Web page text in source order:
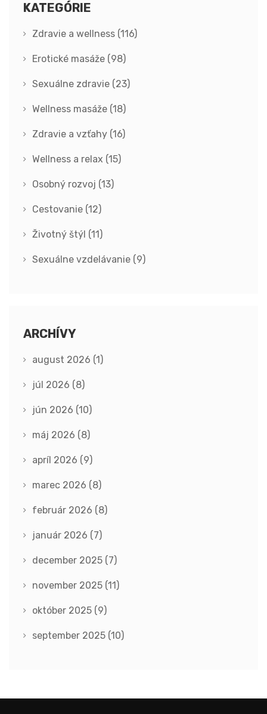
KATEGÓRIE
Zdravie a wellness (116)
Erotické masáže (98)
Sexuálne zdravie (23)
Wellness masáže (18)
Zdravie a vzťahy (16)
Wellness a relax (15)
Osobný rozvoj (13)
Cestovanie (12)
Životný štýl (11)
Sexuálne vzdelávanie (9)
ARCHÍVY
august 2026 (1)
júl 2026 (8)
jún 2026 (10)
máj 2026 (8)
apríl 2026 (9)
marec 2026 (8)
február 2026 (8)
január 2026 (7)
december 2025 (7)
november 2025 (11)
október 2025 (9)
september 2025 (10)